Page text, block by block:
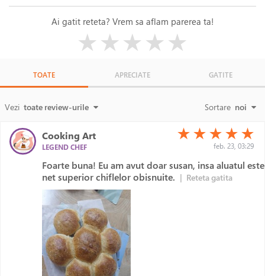
Ai gatit reteta? Vrem sa aflam parerea ta!
★★★★★
TOATE APRECIATE GATITE
Vezi toate review-urile Sortare noi
Cooking Art
LEGEND CHEF
(*)
★ (*)
★ (*)
★ (*)
★ (*)
★
feb. 23, 03:29
Foarte buna! Eu am avut doar susan, insa aluatul este
net superior chiflelor obisnuite. | Reteta gatita